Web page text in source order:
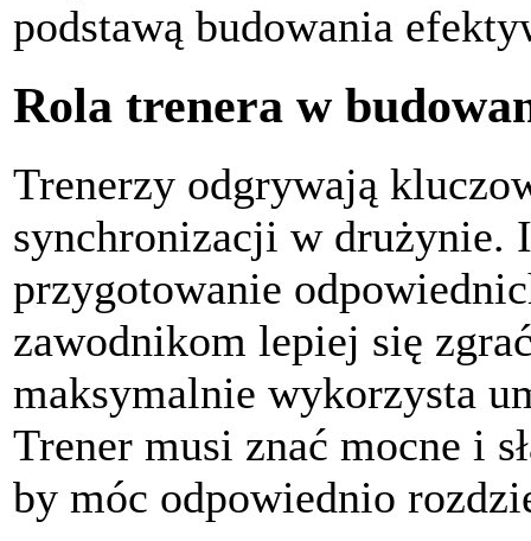
podstawą budowania
Rola trenera w
Trenerzy odgrywają
synchronizacji w drużynie.
przygotowanie
zawodnikom lepiej się
maksymalnie wykorzysta
Trener musi znać mocne i
by móc odpowiednio